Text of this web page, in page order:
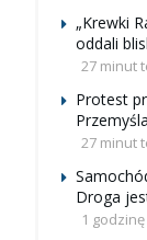
„Krewki
oddali
27 minut
Protest
Przemyśla
27 minut
Droga
1